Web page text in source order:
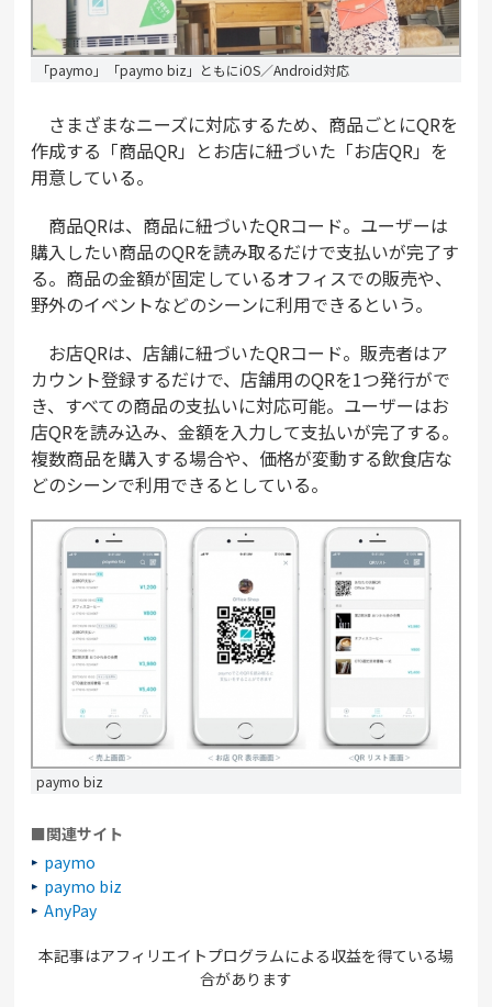
「paymo」「paymo biz」ともにiOS／Android対応
さまざまなニーズに対応するため、商品ごとにQRを
作成する「商品QR」とお店に紐づいた「お店QR」を
用意している。
商品QRは、商品に紐づいたQRコード。ユーザーは
購入したい商品のQRを読み取るだけで支払いが完了す
る。商品の金額が固定しているオフィスでの販売や、
野外のイベントなどのシーンに利用できるという。
お店QRは、店舗に紐づいたQRコード。販売者はア
カウント登録するだけで、店舗用のQRを1つ発行がで
き、すべての商品の支払いに対応可能。ユーザーはお
店QRを読み込み、金額を入力して支払いが完了する。
複数商品を購入する場合や、価格が変動する飲食店な
どのシーンで利用できるとしている。
paymo biz
■関連サイト
paymo
paymo biz
AnyPay
本記事はアフィリエイトプログラムによる収益を得ている場
合があります